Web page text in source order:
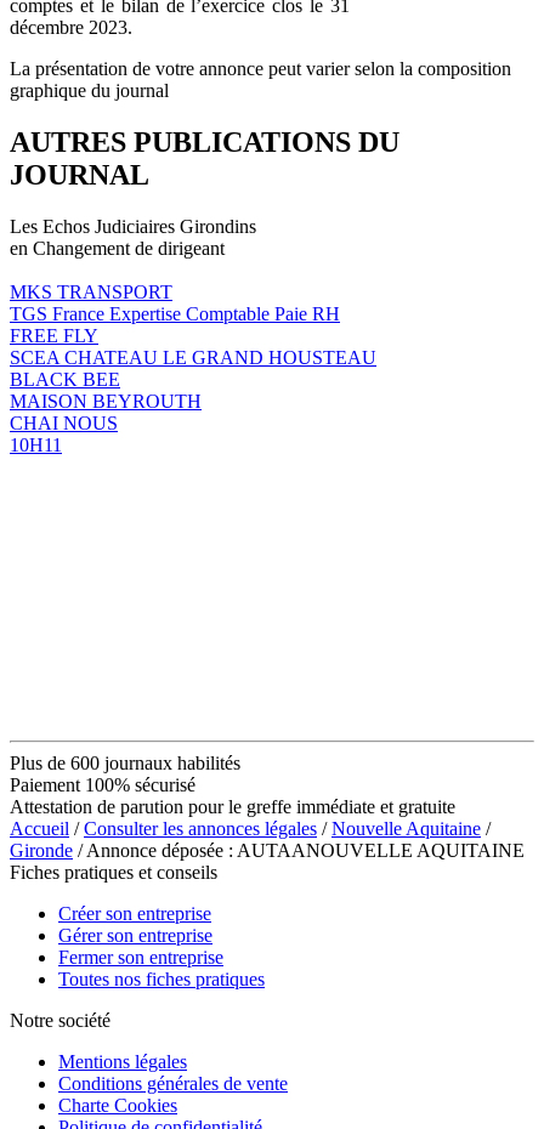
comptes et le bilan de l’exercice clos le 31
décembre 2023.
La présentation de votre annonce peut varier selon la composition
graphique du journal
AUTRES PUBLICATIONS DU
JOURNAL
Les Echos Judiciaires Girondins
en Changement de dirigeant
MKS TRANSPORT
TGS France Expertise Comptable Paie RH
FREE FLY
SCEA CHATEAU LE GRAND HOUSTEAU
BLACK BEE
MAISON BEYROUTH
CHAI NOUS
10H11
Plus de 600 journaux habilités
Paiement 100% sécurisé
Attestation de parution pour le greffe immédiate et gratuite
Accueil /Consulter les annonces légales /Nouvelle Aquitaine /
Gironde / Annonce déposée : AUTAANOUVELLE AQUITAINE
Fiches pratiques et conseils
Créer son entreprise
Gérer son entreprise
Fermer son entreprise
Toutes nos fiches pratiques
Notre société
Mentions légales
Conditions générales de vente
Charte Cookies